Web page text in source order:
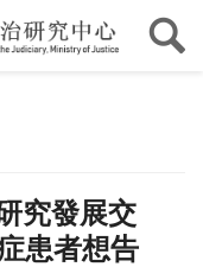
究發展交
患者想告